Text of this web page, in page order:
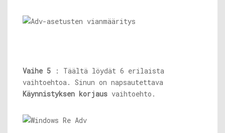
Vaihe 5 : Täältä löydät 6 erilaista
vaihtoehtoa. Sinun on napsautettava
Käynnistyksen korjaus vaihtoehto.